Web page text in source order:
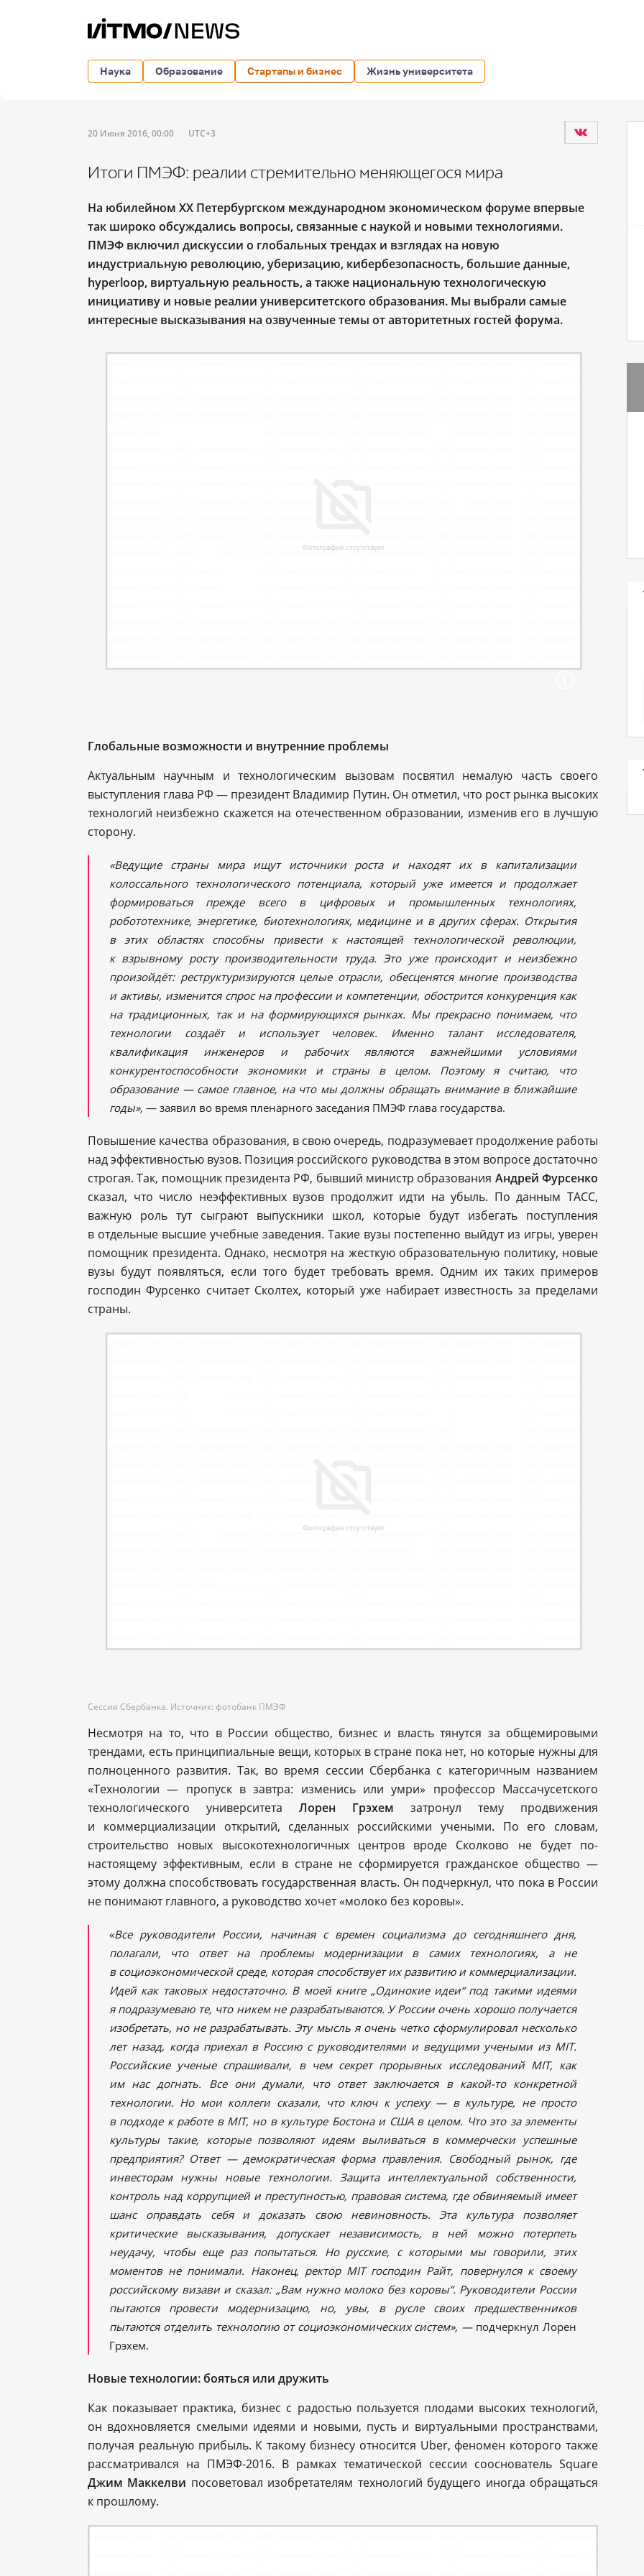
Наука Образование Стартапы и бизнес Жизнь университета
20 Июня 2016, 00:00 UTC+3
Итоги ПМЭФ: реалии стремительно меняющегося мира
На юбилейном XX Петербургском международном экономическом форуме впервые
так широко обсуждались вопросы, связанные с наукой и новыми технологиями.
ПМЭФ включил дискуссии о глобальных трендах и взглядах на новую
индустриальную революцию, уберизацию, кибербезопасность, большие данные,
hyperloop, виртуальную реальность, а также национальную технологическую
инициативу и новые реалии университетского образования. Мы выбрали самые
интересные высказывания на озвученные темы от авторитетных гостей форума.
Глобальные возможности и внутренние проблемы
Актуальным научным и технологическим вызовам посвятил немалую часть своего
выступления глава РФ — президент Владимир Путин. Он отметил, что рост рынка высоких
технологий неизбежно скажется на отечественном образовании, изменив его в лучшую
сторону.
«Ведущие страны мира ищут источники роста и находят их в капитализации
колоссального технологического потенциала, который уже имеется и продолжает
формироваться прежде всего в цифровых и промышленных технологиях,
робототехнике, энергетике, биотехнологиях, медицине и в других сферах. Открытия
в этих областях способны привести к настоящей технологической революции,
к взрывному росту производительности труда. Это уже происходит и неизбежно
произойдёт: реструктуризируются целые отрасли, обесценятся многие производства
и активы, изменится спрос на профессии и компетенции, обострится конкуренция как
на традиционных, так и на формирующихся рынках. Мы прекрасно понимаем, что
технологии создаёт и использует человек. Именно талант исследователя,
квалификация инженеров и рабочих являются важнейшими условиями
конкурентоспособности экономики и страны в целом. Поэтому я считаю, что
образование — самое главное, на что мы должны обращать внимание в ближайшие
годы», — заявил во время пленарного заседания ПМЭФ глава государства.
Повышение качества образования, в свою очередь, подразумевает продолжение работы
над эффективностью вузов. Позиция российского руководства в этом вопросе достаточно
строгая. Так, помощник президента РФ, бывший министр образования Андрей Фурсенко
сказал, что число неэффективных вузов продолжит идти на убыль. По данным ТАСС,
важную роль тут сыграют выпускники школ, которые будут избегать поступления
в отдельные высшие учебные заведения. Такие вузы постепенно выйдут из игры, уверен
помощник президента. Однако, несмотря на жесткую образовательную политику, новые
вузы будут появляться, если того будет требовать время. Одним их таких примеров
господин Фурсенко считает Сколтех, который уже набирает известность за пределами
страны.
Сессия Сбербанка. Источник: фотобанк ПМЭФ
Несмотря на то, что в России общество, бизнес и власть тянутся за общемировыми
трендами, есть принципиальные вещи, которых в стране пока нет, но которые нужны для
полноценного развития. Так, во время сессии Сбербанка с категоричным названием
«Технологии — пропуск в завтра: изменись или умри» профессор Массачусетского
технологического университета Лорен Грэхем затронул тему продвижения
и коммерциализации открытий, сделанных российскими учеными. По его словам,
строительство новых высокотехнологичных центров вроде Сколково не будет по-
настоящему эффективным, если в стране не сформируется гражданское общество —
этому должна способствовать государственная власть. Он подчеркнул, что пока в России
не понимают главного, а руководство хочет «молоко без коровы».
«Все руководители России, начиная с времен социализма до сегодняшнего дня,
полагали, что ответ на проблемы модернизации в самих технологиях, а не
в социоэкономической среде, которая способствует их развитию и коммерциализации.
Идей как таковых недостаточно. В моей книге „Одинокие идеи“ под такими идеями
я подразумеваю те, что никем не разрабатываются. У России очень хорошо получается
изобретать, но не разрабатывать. Эту мысль я очень четко сформулировал несколько
лет назад, когда приехал в Россию с руководителями и ведущими учеными из MIT.
Российские ученые спрашивали, в чем секрет прорывных исследований MIT, как
им нас догнать. Все они думали, что ответ заключается в какой-то конкретной
технологии. Но мои коллеги сказали, что ключ к успеху — в культуре, не просто
в подходе к работе в MIT, но в культуре Бостона и США в целом. Что это за элементы
культуры такие, которые позволяют идеям выливаться в коммерчески успешные
предприятия? Ответ — демократическая форма правления. Свободный рынок, где
инвесторам нужны новые технологии. Защита интеллектуальной собственности,
контроль над коррупцией и преступностью, правовая система, где обвиняемый имеет
шанс оправдать себя и доказать свою невиновность. Эта культура позволяет
критические высказывания, допускает независимость, в ней можно потерпеть
неудачу, чтобы еще раз попытаться. Но русские, с которыми мы говорили, этих
моментов не понимали. Наконец, ректор MIT господин Райт, повернулся к своему
российскому визави и сказал: „Вам нужно молоко без коровы“. Руководители России
пытаются провести модернизацию, но, увы, в русле своих предшественников
пытаются отделить технологию от социоэкономических систем», — подчеркнул Лорен
Грэхем.
Новые технологии: бояться или дружить
Как показывает практика, бизнес с радостью пользуется плодами высоких технологий,
он вдохновляется смелыми идеями и новыми, пусть и виртуальными пространствами,
получая реальную прибыль. К такому бизнесу относится Uber, феномен которого также
рассматривался на ПМЭФ-2016. В рамках тематической сессии сооснователь Square
Джим Маккелви посоветовал изобретателям технологий будущего иногда обращаться
к прошлому.